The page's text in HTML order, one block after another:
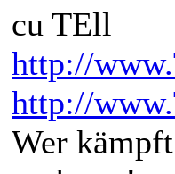
cu TEll
http://
http://
Wer